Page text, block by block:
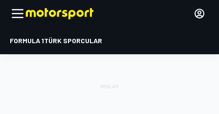
FORMULA 1TÜRK SPORCULAR